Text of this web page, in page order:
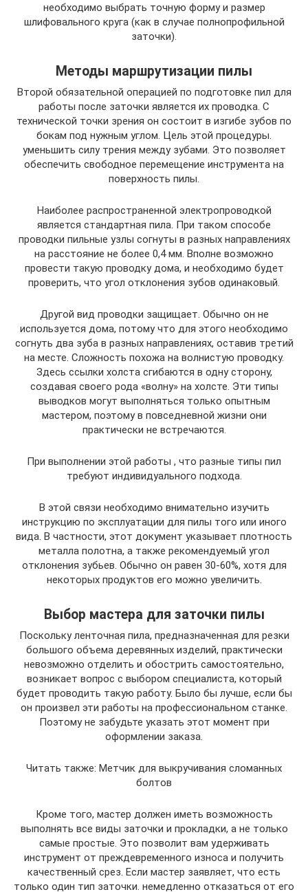
необходимо выбрать точную форму и размер
шлифовального круга (как в случае полнопрофильной
заточки).
Методы маршрутизации пилы
Второй обязательной операцией по подготовке пил для
работы после заточки является их проводка. С
технической точки зрения он состоит в изгибе зубов по
бокам под нужным углом. Цель этой процедуры.
уменьшить силу трения между зубами. Это позволяет
обеспечить свободное перемещение инструмента на
поверхность пилы.
Наиболее распространенной электропроводкой
является стандартная пила. При таком способе
проводки пильные узлы согнуты в разных направлениях
на расстояние не более 0,4 мм. Вполне возможно
провести такую ​​проводку дома, и необходимо будет
проверить, что угол отклонения зубов одинаковый.
Другой вид проводки защищает. Обычно он не
используется дома, потому что для этого необходимо
согнуть два зуба в разных направлениях, оставив третий
на месте. Сложность похожа на волнистую проводку.
Здесь ссылки холста сгибаются в одну сторону,
создавая своего рода «волну» на холсте. Эти типы
выводков могут выполняться только опытным
мастером, поэтому в повседневной жизни они
практически не встречаются.
При выполнении этой работы , что разные типы пил
требуют индивидуального подхода.
В этой связи необходимо внимательно изучить
инструкцию по эксплуатации для пилы того или иного
вида. В частности, этот документ указывает плотность
металла полотна, а также рекомендуемый угол
отклонения зубьев. Обычно он равен 30-60%, хотя для
некоторых продуктов его можно увеличить.
Выбор мастера для заточки пилы
Поскольку ленточная пила, предназначенная для резки
большого объема деревянных изделий, практически
невозможно отделить и обострить самостоятельно,
возникает вопрос с выбором специалиста, который
будет проводить такую ​​работу. Было бы лучше, если бы
он произвел эти работы на профессиональном станке.
Поэтому не забудьте указать этот момент при
оформлении заказа.
Читать также: Метчик для выкручивания сломанных
болтов
Кроме того, мастер должен иметь возможность
выполнять все виды заточки и прокладки, а не только
самые простые. Это позволит вам удерживать
инструмент от преждевременного износа и получить
качественный срез. Если мастер заявляет, что есть
только один тип заточки. немедленно отказаться от его